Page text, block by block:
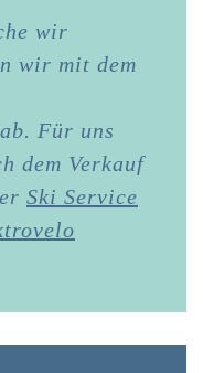
wir
wir mit dem
Für uns
dem Verkauf
Ski Service